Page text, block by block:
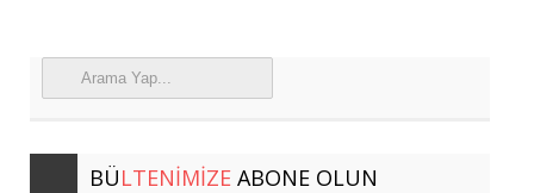
BÜLTENIMIZE ABONE OLUN